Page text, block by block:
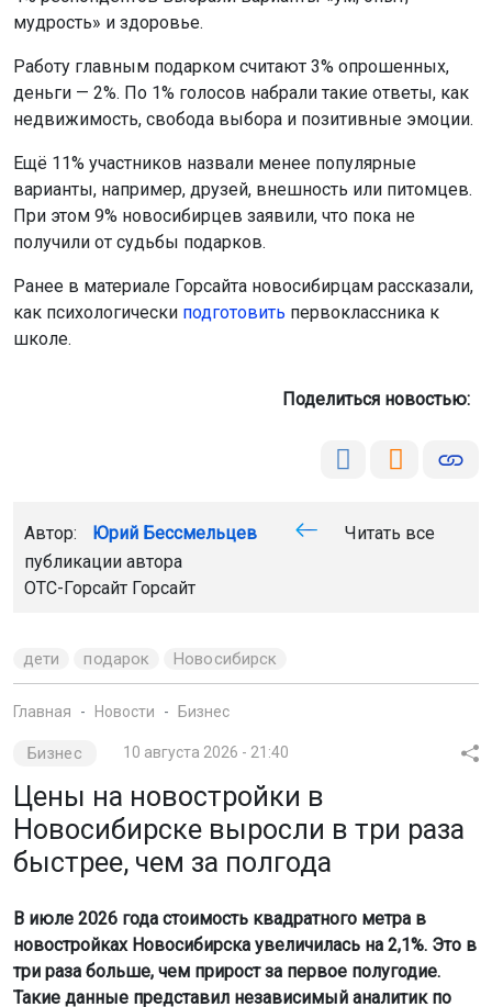
мудрость» и здоровье.
Работу главным подарком считают 3% опрошенных,
деньги — 2%. По 1% голосов набрали такие ответы, как
недвижимость, свобода выбора и позитивные эмоции.
Ещё 11% участников назвали менее популярные
варианты, например, друзей, внешность или питомцев.
При этом 9% новосибирцев заявили, что пока не
получили от судьбы подарков.
Ранее в материале Горсайта новосибирцам рассказали,
как психологически подготовить первоклассника к
школе.
Поделиться новостью:
Автор: Юрий Бессмельцев
Читать все
публикации автора
ОТС-Горсайт Горсайт
дети подарок Новосибирск
Главная Новости Бизнес
Бизнес 10 августа 2026 - 21:40
Цены на новостройки в
Новосибирске выросли в три раза
быстрее, чем за полгода
В июле 2026 года стоимость квадратного метра в
новостройках Новосибирска увеличилась на 2,1%. Это в
три раза больше, чем прирост за первое полугодие.
Такие данные представил независимый аналитик по